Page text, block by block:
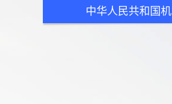
中华人民共和国